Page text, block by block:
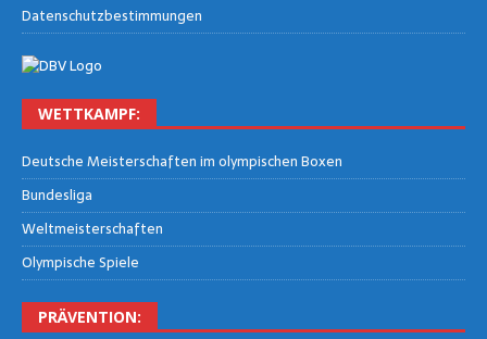
Daten­schutz­be­stim­mun­gen
WETT­KAMPF:
Deut­sche Meis­ter­schaf­ten im olym­pi­schen Boxen
Bun­des­li­ga
Welt­meis­ter­schaf­ten
Olym­pi­sche Spiele
PRÄ­VEN­TI­ON: